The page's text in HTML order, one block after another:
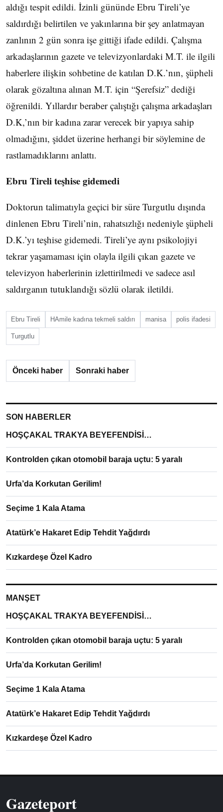
aldığı tespit edildi. İzinli gününde Ebru Tireli’ye
saldırdığı belirtilen ve yakınlarına bir şey anlatmayan
zanlının 2 gün sonra işe gittiği ifade edildi. Çalışma
arkadaşlarının gazete ve televizyonlardaki M.T. ile ilgili
haberlere ilişkin sohbetine de katılan D.K.’nın, şüpheli
olarak gözaltına alınan M.T. için “Şerefsiz” dediği
öğrenildi. Yıllardır beraber çalıştığı çalışma arkadaşları
D.K,’nın bir kadına zarar verecek bir yapıya sahip
olmadığını, şiddet üzerine herhangi bir söylemine de
rastlamadıklarını anlattı.
Ebru Tireli teşhise gidemedi
Doktorun talimatıyla geçici bir süre Turgutlu dışında
dinlenen Ebru Tireli’nin, rahatsızlığı nedeniyle şüpheli
D.K.’yı teşhise gidemedi. Tireli’ye aynı psikolojiyi
tekrar yaşamaması için olayla ilgili çıkan gazete ve
televizyon haberlerinin izlettirilmedi ve sadece asıl
saldırganın tutuklandığı sözlü olarak iletildi.
Ebru Tireli HAmile kadına tekmeli saldırı manisa polis ifadesi
Turgutlu
Önceki haber Sonraki haber
SON HABERLER
HOŞÇAKAL TRAKYA BEYEFENDİSİ…
Kontrolden çıkan otomobil baraja uçtu: 5 yaralı
Urfa’da Korkutan Gerilim!
Seçime 1 Kala Atama
Atatürk’e Hakaret Edip Tehdit Yağdırdı
Kızkardeşe Özel Kadro
MANŞET
HOŞÇAKAL TRAKYA BEYEFENDİSİ…
Kontrolden çıkan otomobil baraja uçtu: 5 yaralı
Urfa’da Korkutan Gerilim!
Seçime 1 Kala Atama
Atatürk’e Hakaret Edip Tehdit Yağdırdı
Kızkardeşe Özel Kadro
Gazeteport